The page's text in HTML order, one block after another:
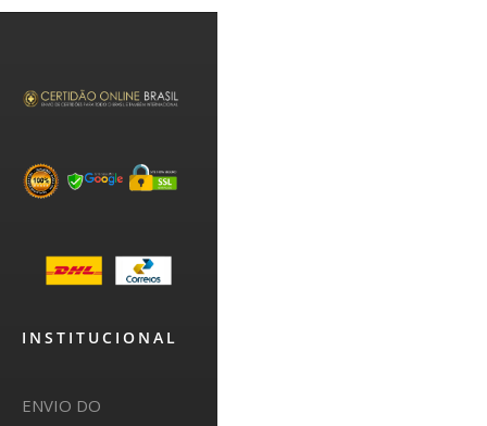
INSTITUCIONAL
ENVIO DO